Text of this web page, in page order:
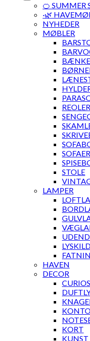
🍊 SUMMER
·🌿
NYHEDER
MØBLER
BÆNKE
SOFAER
STOLE
LAMPER
HAVEN
DECOR
KORT
KUNST